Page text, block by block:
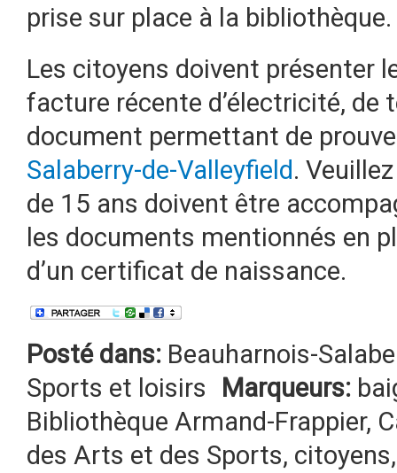
prise sur place à la bibliothèque.
Les citoyens doivent présenter
facture récente d’électricité, de
document permettant de
Salaberry-de-Valleyfield.
de 15 ans doivent être
les documents mentionnés en
d’un certificat de naissance.
Posté dans: Beauharnois-
Sports et loisirs
Marqueurs:
Bibliothèque Armand-Frappier,
des Arts et des Sports, citoyens